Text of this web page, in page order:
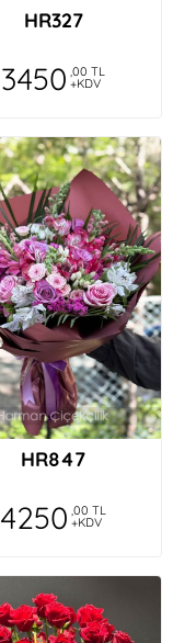
HR327
3450 ,00 TL
+KDV
HR847
4250 ,00 TL
+KDV